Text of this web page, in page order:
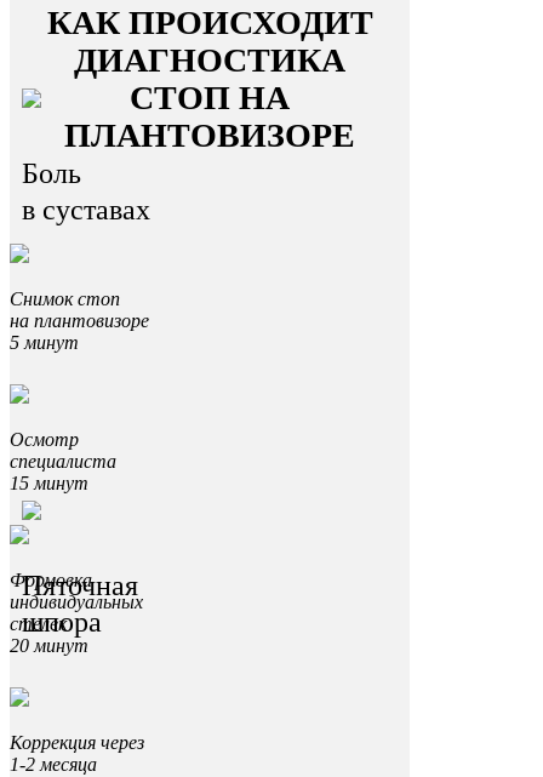
Боль
в суставах
Пяточная
шпора
КАК ПРОИСХОДИТ
ДИАГНОСТИКА
СТОП НА
ПЛАНТОВИЗОРЕ
Снимок стоп
на плантовизоре
5 минут
Осмотр
специалиста
15 минут
Формовка
индивидуальных
стелек
20 минут
Коррекция через
1-2 месяца